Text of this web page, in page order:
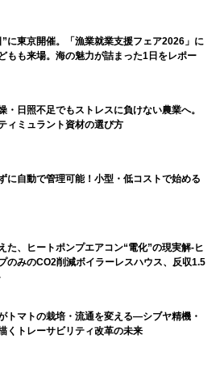
”に東京開催。「漁業就業支援フェア2026」に
もも来場。海の魅力が詰まった1日をレポー
・日照不足でもストレスに負けない農業へ。
ィミュラント資材の選び方
に自動で管理可能！小型・低コストで始める
た、ヒートポンプエアコン“電化”の現実解-ヒ
のみのCO2削減ボイラーレスハウス、反収1.5
トマトの栽培・流通を変える―シブヤ精機・
くトレーサビリティ改革の未来